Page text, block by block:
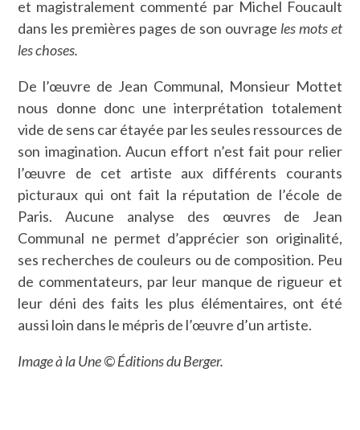
et magistralement commenté par Michel Foucault
dans les premières pages de son ouvrage les mots et
les choses.
De l’œuvre de Jean Communal, Monsieur Mottet
nous donne donc une interprétation totalement
vide de sens car étayée par les seules ressources de
son imagination. Aucun effort n’est fait pour relier
l’œuvre de cet artiste aux différents courants
picturaux qui ont fait la réputation de l’école de
Paris. Aucune analyse des œuvres de Jean
Communal ne permet d’apprécier son originalité,
ses recherches de couleurs ou de composition. Peu
de commentateurs, par leur manque de rigueur et
leur déni des faits les plus élémentaires, ont été
aussi loin dans le mépris de l’œuvre d’un artiste.
Image à la Une © Éditions du Berger.